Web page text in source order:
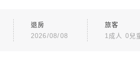
退房
2026/08/08
旅客
1成人 0兒